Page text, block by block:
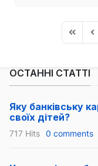
First
ОСТАННІ СТАТТІ
Яку банківську
своїх дітей?
717 Hits 0 comments